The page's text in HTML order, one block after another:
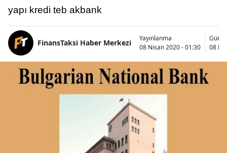
yapı kredi teb akbank
FinansTaksi Haber Merkezi
Yayınlanma
08 Nisan 2020 - 01:30
08